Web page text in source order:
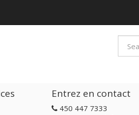
Entrez en contact
450 447 7333